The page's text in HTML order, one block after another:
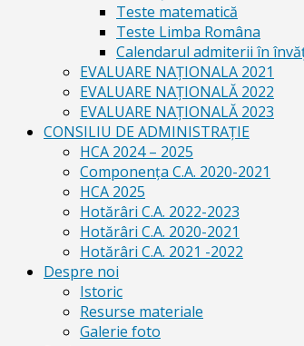
Teste matematică
Teste Limba Româna
Calendarul admiterii în
EVALUARE NAȚIONALA 2021
EVALUARE NAŢIONALĂ 2022
EVALUARE NAŢIONALĂ 2023
CONSILIU DE ADMINISTRAȚIE
HCA 2024 – 2025
Componența C.A. 2020-2021
HCA 2025
Hotărâri C.A. 2022-2023
Hotărâri C.A. 2020-2021
Hotărâri C.A. 2021 -2022
Despre noi
Istoric
Resurse materiale
Galerie foto